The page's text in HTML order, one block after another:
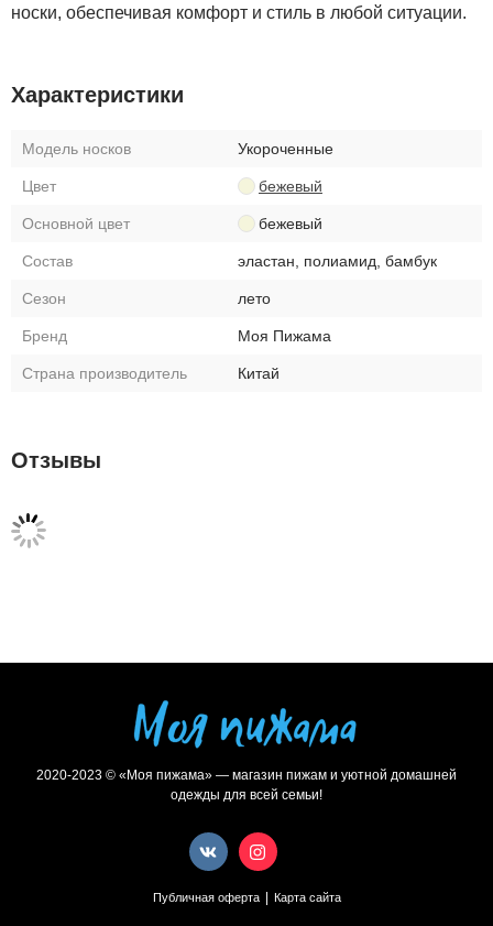
носки, обеспечивая комфорт и стиль в любой ситуации.
Характеристики
Модель носков Укороченные
Цвет бежевый
Основной цвет бежевый
Состав эластан, полиамид, бамбук
Сезон лето
Бренд Моя Пижама
Страна производитель Китай
Отзывы
2020-2023 © «Моя пижама» — магазин пижам и уютной домашней
одежды для всей семьи!
Публичная оферта | Карта сайта